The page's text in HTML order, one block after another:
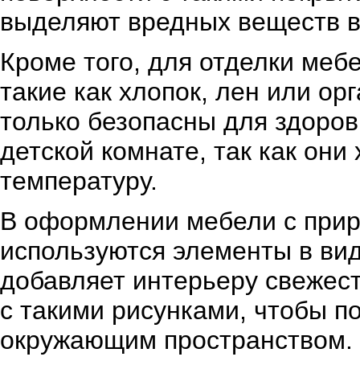
выделяют вредных веществ
Кроме того, для отделки
такие как хлопок, лен или
только безопасны для
детской комнате, так как
температуру.
В оформлении мебели с
используются элементы в
добавляет интерьеру
с такими рисунками, чтобы
окружающим пространством.